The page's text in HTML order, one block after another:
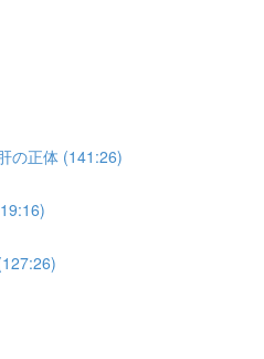
の正体 (141:26)